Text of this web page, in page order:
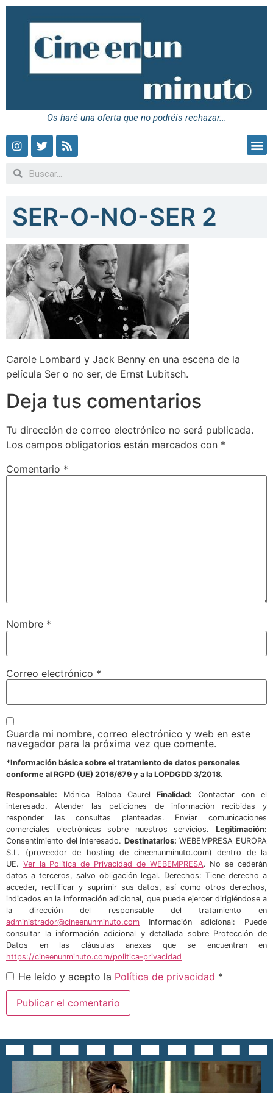
Os haré una oferta que no podréis rechazar...
SER-O-NO-SER 2
Carole Lombard y Jack Benny en una escena de la
película Ser o no ser, de Ernst Lubitsch.
Deja tus comentarios
Tu dirección de correo electrónico no será publicada.
Los campos obligatorios están marcados con *
Comentario *
Nombre *
Correo electrónico *
Guarda mi nombre, correo electrónico y web en este
navegador para la próxima vez que comente.
*Información básica sobre el tratamiento de datos personales
conforme al RGPD (UE) 2016/679 y a la LOPDGDD 3/2018.
Responsable: Mónica Balboa CaurelFinalidad: Contactar con el
interesado. Atender las peticiones de información recibidas y
responder las consultas planteadas. Enviar comunicaciones
comerciales electrónicas sobre nuestros servicios. Legitimación:
Consentimiento del interesado. Destinatarios: WEBEMPRESA EUROPA
S.L. (proveedor de hosting de cineenunminuto.com) dentro de la
UE. Ver la Política de Privacidad de WEBEMPRESA. No se cederán
datos a terceros, salvo obligación legal. Derechos: Tiene derecho a
acceder, rectificar y suprimir sus datos, así como otros derechos,
indicados en la información adicional, que puede ejercer dirigiéndose a
la dirección del responsable del tratamiento en
administrador@cineenunminuto.com Información adicional: Puede
consultar la información adicional y detallada sobre Protección de
Datos en las cláusulas anexas que se encuentran en
https://cineenunminuto.com/politica-privacidad
He leído y acepto la Política de privacidad *